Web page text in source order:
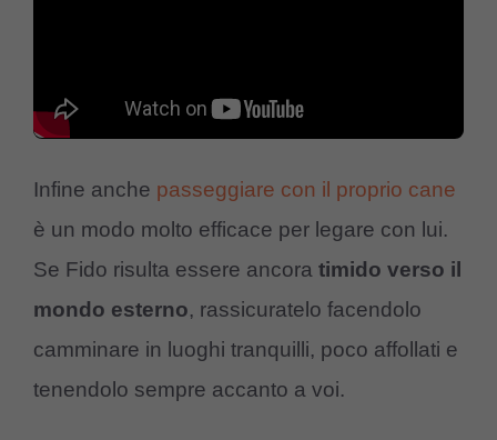
Infine anche passeggiare con il proprio cane
è un modo molto efficace per legare con lui.
Se Fido risulta essere ancora timido verso il
mondo esterno, rassicuratelo facendolo
camminare in luoghi tranquilli, poco affollati e
tenendolo sempre accanto a voi.